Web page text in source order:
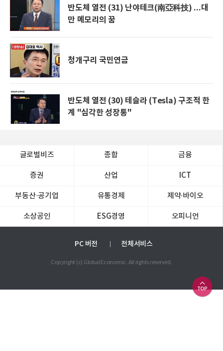
반도체 열전 (31) 난야테크(南亞科技) ...대
만 메모리의 꿈
청개구리 국민연금
반도체 열전 (30) 테슬라 (Tesla) 구조적 한
계 "심각한 성장통"
글로벌비즈 종합 금융
증권 산업 ICT
부동산·공기업 유통경제 제약∙바이오
소상공인 ESG경영 오피니언
PC 버전 전체서비스
Copyright (c) Global Economic. All rights reserved.